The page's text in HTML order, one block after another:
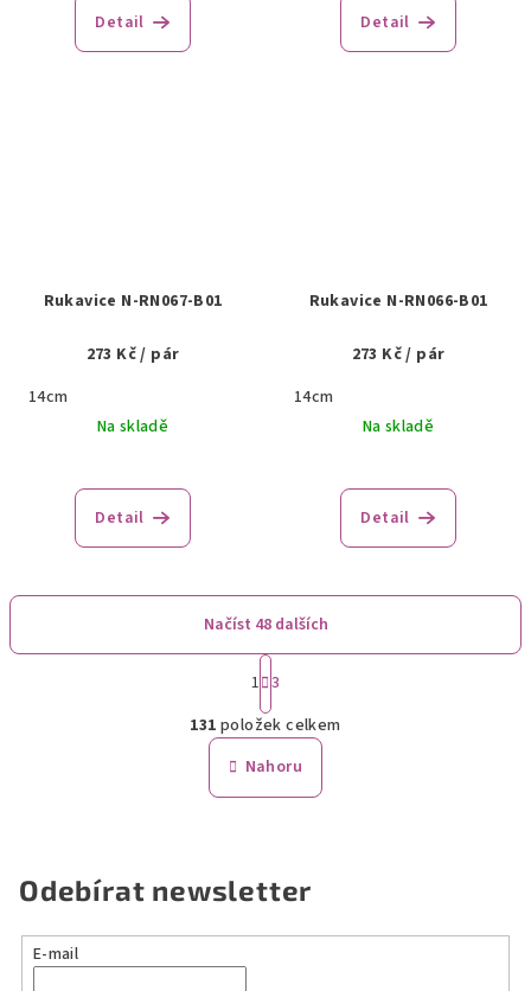
Detail Detail
Rukavice N-RN067-B01
273 Kč/ pár
14cm
Na skladě
Detail
Rukavice N-RN066-B01
273 Kč/ pár
14cm
Na skladě
Detail
O
v
l
á
í
Načíst 48 dalších
S
t
r
á
n
k
o
í
1 3
131 položek celkem
Nahoru
Odebírat newsletter
E-mail